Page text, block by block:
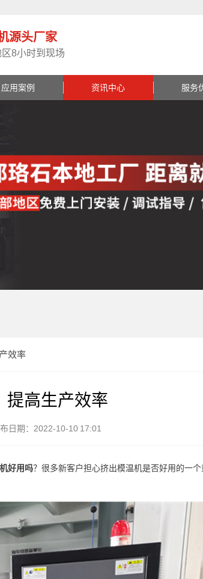
源头厂家
8小时到现场
应用案例 资讯中心 服务
效率
提高生产效率
日期：2022-10-10 17:01
好用吗？很多新客户担心挤出模温机是否好用的一